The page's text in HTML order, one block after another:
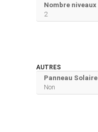
Nombre niveaux
2
AUTRES
Panneau Solaire
Non